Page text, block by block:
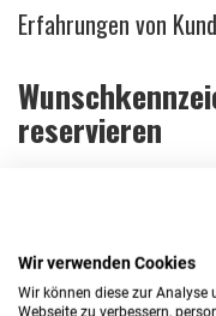
Erfahrungen von
reservieren
.
persönlichen Besuch
mitWartezeitenund
Wir verwenden Cookies
Wir können diese zur Analyse
Webseite zu verbessern,